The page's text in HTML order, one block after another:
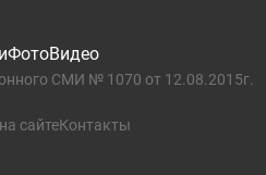
ФотоВидео
СМИ № 1070 от 12.08.2015г.
сайтеКонтакты